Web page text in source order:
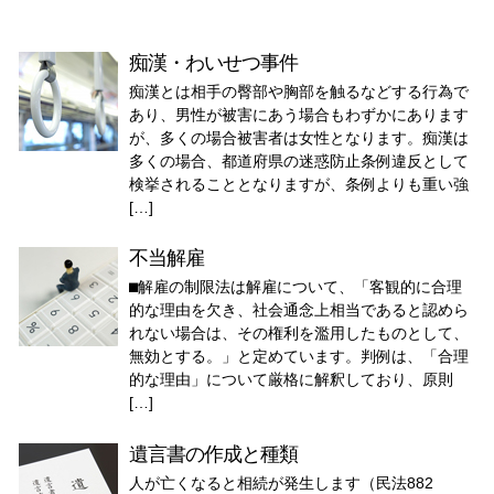
痴漢・わいせつ事件
痴漢とは相手の臀部や胸部を触るなどする行為で
あり、男性が被害にあう場合もわずかにあります
が、多くの場合被害者は女性となります。痴漢は
多くの場合、都道府県の迷惑防止条例違反として
検挙されることとなりますが、条例よりも重い強
[…]
不当解雇
⬛︎解雇の制限法は解雇について、「客観的に合理
的な理由を欠き、社会通念上相当であると認めら
れない場合は、その権利を濫用したものとして、
無効とする。」と定めています。判例は、「合理
的な理由」について厳格に解釈しており、原則
[…]
遺言書の作成と種類
人が亡くなると相続が発生します（民法882